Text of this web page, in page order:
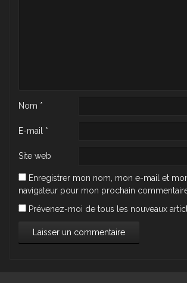
Nom *
E-mail *
Site web
Enregistrer mon nom, mon e-mail et
navigateur pour mon prochain
Prévenez-moi de tous les nouveaux